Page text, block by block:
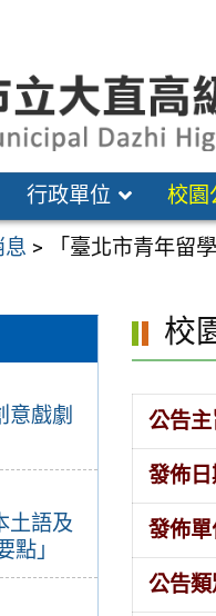
行政單位 校園
息 > 「臺北市青年留
意戲劇
土語及
」
校
公告主
發佈日
發佈
公告類